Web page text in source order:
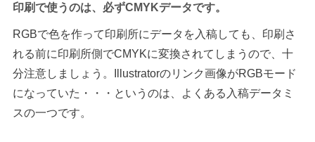
印刷で使うのは、必ずCMYKデータです。
RGBで色を作って印刷所にデータを入稿しても、印刷さ
れる前に印刷所側でCMYKに変換されてしまうので、十
分注意しましょう。Illustratorのリンク画像がRGBモード
になっていた・・・というのは、よくある入稿データミ
スの一つです。